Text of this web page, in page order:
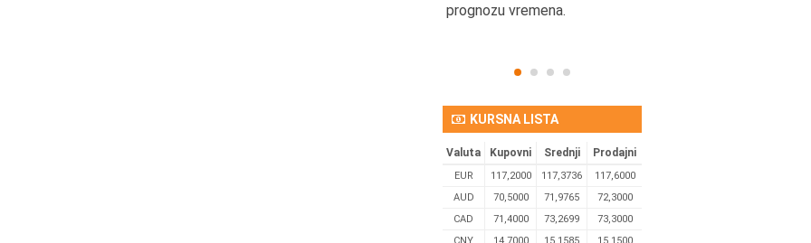
prognozu vremena.
KURSNA LISTA
Valuta Kupovni Srednji Prodajni
EUR 117,2000 117,3736
117,6000
AUD
70,5000 71,9765
72,3000
CAD
71,4000 73,2699
73,3000
CNY
14,7000 15,1585 15,1500